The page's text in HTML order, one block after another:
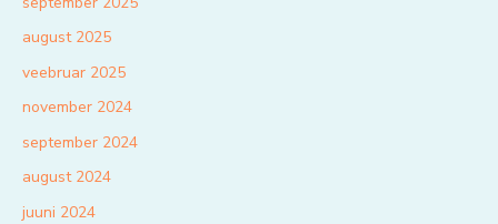
august 2025
veebruar 2025
november 2024
september 2024
august 2024
juuni 2024